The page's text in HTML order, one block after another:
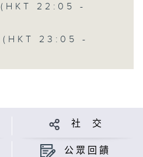
(HKT 22:05 -
(HKT 23:05 -
社 交
公眾回饋